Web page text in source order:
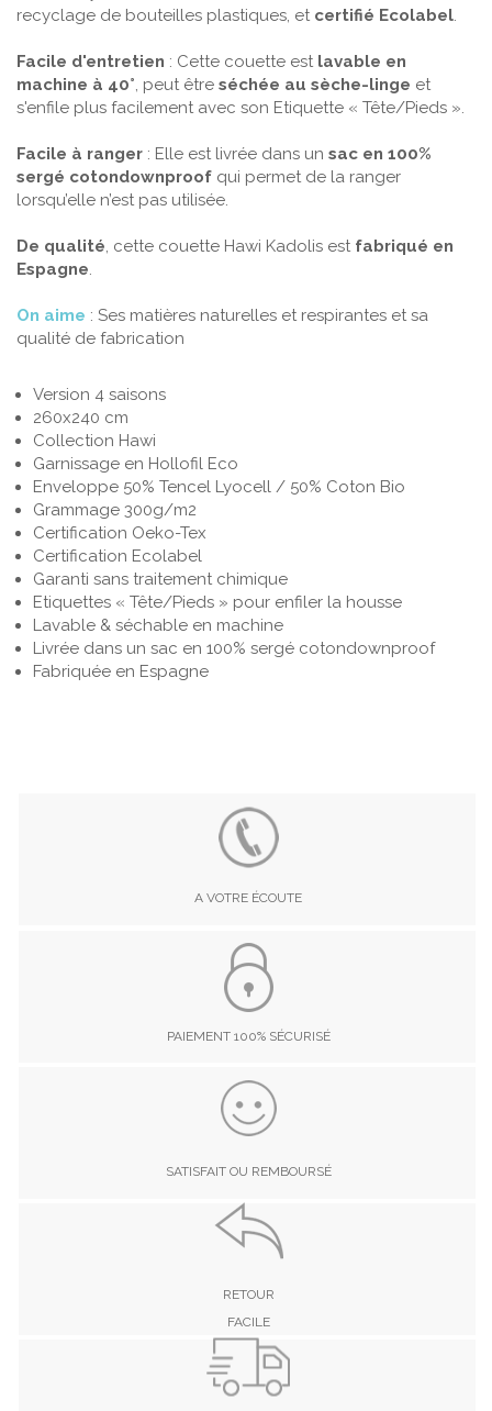
recyclage de bouteilles plastiques, et certifié Ecolabel.
Facile d'entretien : Cette couette estlavable en
machine à 40°, peut être séchée au sèche-linge et
s'enfile plus facilement avec son Etiquette « Tête/Pieds ».
Facile à ranger : Elle est livrée dans un sac en 100%
sergé cotondownproof qui permet de la ranger
lorsqu’elle n’est pas utilisée.
De qualité, cette couette Hawi Kadolis est fabriqué en
Espagne.
On aime : Ses matières naturelles et respirantes et sa
qualité de fabrication
Version 4 saisons
260x240 cm
Collection Hawi
Garnissage en Hollofil Eco
Enveloppe 50% Tencel Lyocell / 50% Coton Bio
Grammage 300g/m2
Certification Oeko-Tex
Certification Ecolabel
Garanti sans traitement chimique
Etiquettes « Tête/Pieds » pour enfiler la housse
Lavable & séchable en machine
Livrée dans un sac en 100% sergé cotondownproof
Fabriquée en Espagne
A VOTRE ÉCOUTE
PAIEMENT 100% SÉCURISÉ
SATISFAIT OU REMBOURSÉ
RETOUR
FACILE